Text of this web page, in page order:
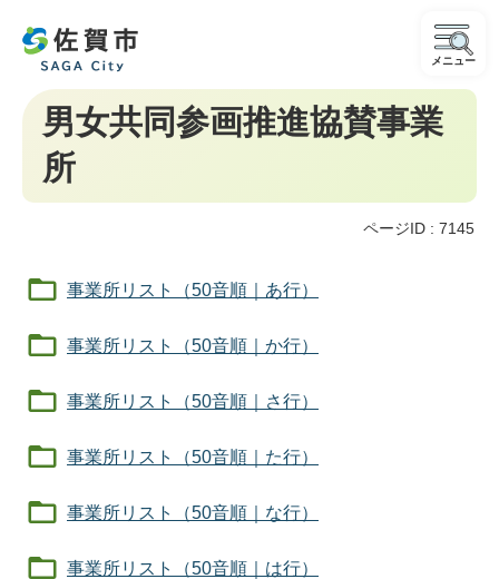
メニュー
男女共同参画推進協賛事業
所
ページID : 7145
事業所リスト（50音順｜あ行）
事業所リスト（50音順｜か行）
事業所リスト（50音順｜さ行）
事業所リスト（50音順｜た行）
事業所リスト（50音順｜な行）
事業所リスト（50音順｜は行）